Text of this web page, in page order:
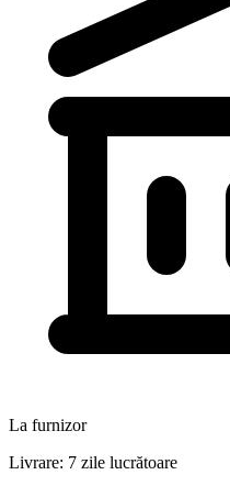
La furnizor
Livrare: 7 zile lucrătoare